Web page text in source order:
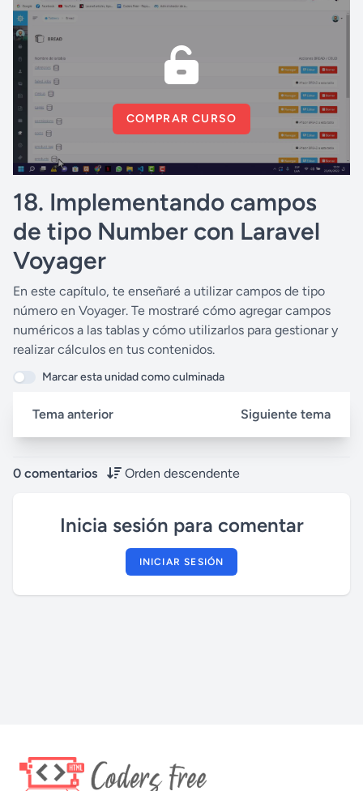
COMPRAR CURSO
18. Implementando campos
de tipo Number con Laravel
Voyager
En este capítulo, te enseñaré a utilizar campos de tipo
número en Voyager. Te mostraré cómo agregar campos
numéricos a las tablas y cómo utilizarlos para gestionar y
realizar cálculos en tus contenidos.
Marcar esta unidad como culminada
Tema anterior Siguiente tema
0 comentarios Orden descendente
Inicia sesión para comentar
INICIAR SESIÓN